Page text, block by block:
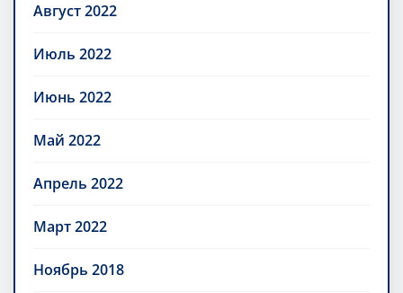
Август 2022
Июль 2022
Июнь 2022
Май 2022
Апрель 2022
Март 2022
Ноябрь 2018